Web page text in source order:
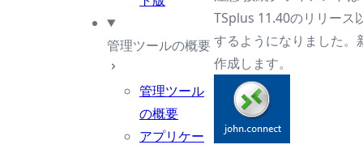
管理ツールの概要
管理ツール
の概要
アプリケー
TSplus 11.40のリリース
するようになりました
作成します。